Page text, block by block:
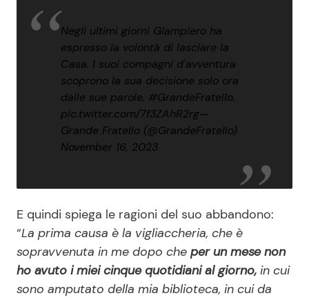
Negli ultimi giorni Giampiero ha
espresso la volontà di lasciare la
Casa. I suoi compagni d'avventura
scoprono la sua decisione solo ora
dalle sue parole. #GrandeFratello.
pic.twitter.com/7f3ZAhR2rg—
Grande Fratello (@GrandeFratello)
November 16, 2023
E quindi spiega le ragioni del suo abbandono:
“La prima causa è la vigliaccheria, che è
sopravvenuta in me dopo che per un mese non
ho avuto i miei cinque quotidiani al giorno, in cui
sono amputato della mia biblioteca, in cui da